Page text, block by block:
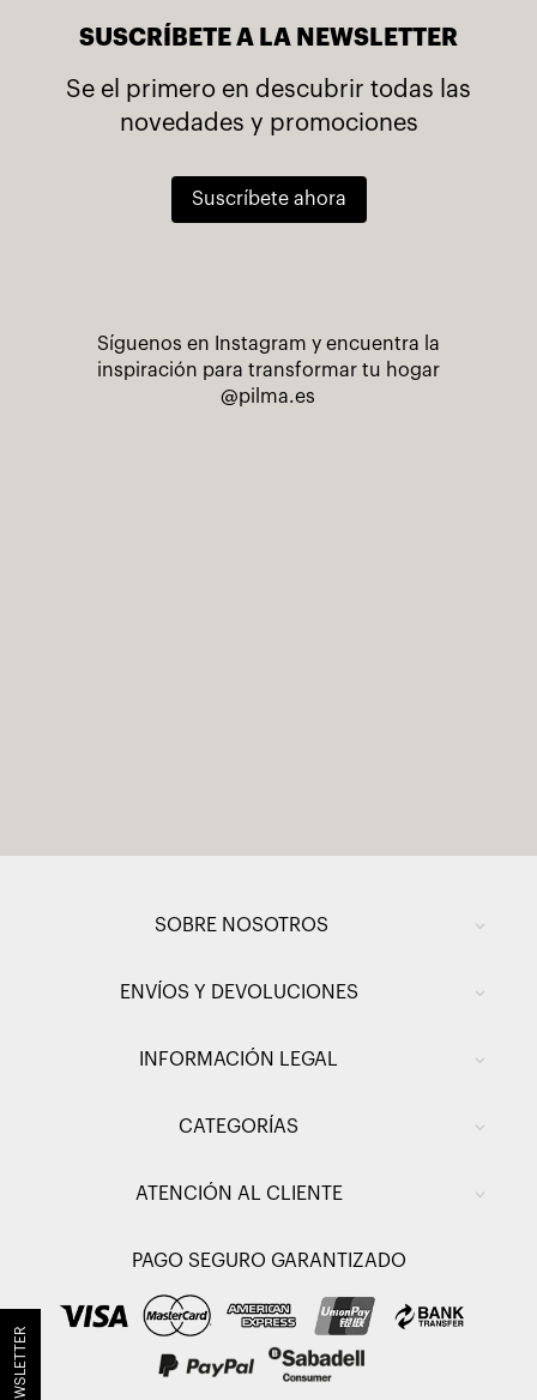
SUSCRÍBETE A LA NEWSLETTER
Se el primero en descubrir todas las
novedades y promociones
Suscríbete ahora
Síguenos en Instagram y encuentra la
inspiración para transformar tu hogar
@pilma.es
SOBRE NOSOTROS
ENVÍOS Y DEVOLUCIONES
INFORMACIÓN LEGAL
CATEGORÍAS
ATENCIÓN AL CLIENTE
PAGO SEGURO GARANTIZADO